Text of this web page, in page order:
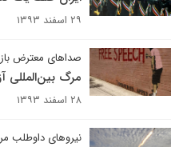
۲۹ اسفند ۱۳۹۳
صداهای معترض
مرگ بین‌المللی
۲۸ اسفند ۱۳۹۳
نیروهای داوطلب